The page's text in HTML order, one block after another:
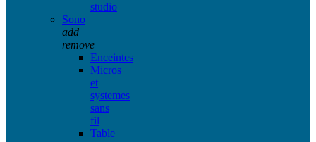
studio
Sono
add
remove
Enceintes
Micros
et
systemes
sans
fil
Table